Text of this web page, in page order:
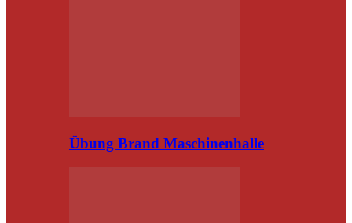
Übung Brand Maschinenhalle